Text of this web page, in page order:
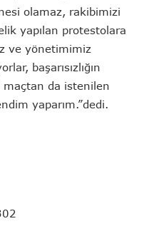
olamaz, rakibimizi
yapılan protestolara
ve yönetimimiz
başarısızlığın
da istenilen
yaparım.”dedi.